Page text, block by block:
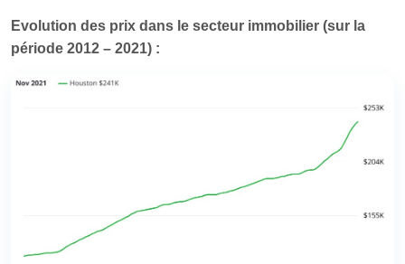
Evolution des prix dans le secteur immobilier (sur la
période 2012 – 2021) :